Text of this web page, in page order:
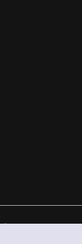
Lees inons